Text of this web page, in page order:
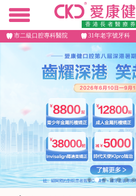
香港長者醫療券
市二級口腔專科醫院 31年老字號牙科